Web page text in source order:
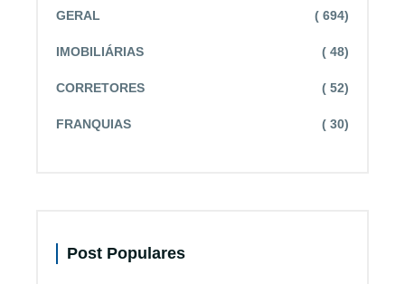
GERAL ( 694)
IMOBILIÁRIAS ( 48)
CORRETORES ( 52)
FRANQUIAS ( 30)
Post Populares